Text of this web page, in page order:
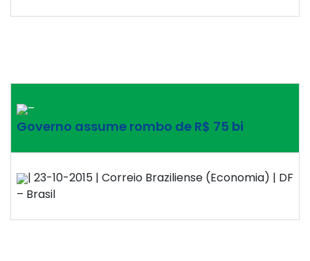
–
Governo assume rombo de R$ 75 bi
| 23-10-2015 | Correio Braziliense (Economia) | DF
– Brasil